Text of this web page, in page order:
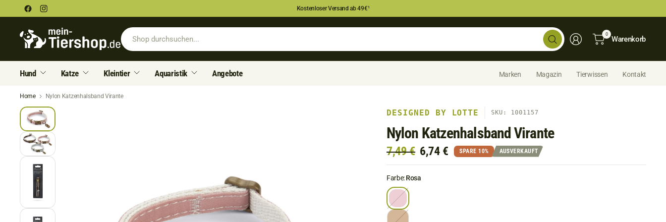
Kostenloser Versand ab 49€¹
Shop
durchsuchen...
0
Warenkorb
Hund Katze Kleintier Aquaristik Angebote Marken Magazin Tierwissen Kontakt
Home Nylon Katzenhalsband Virante
DESIGNED BY LOTTE SKU: 1001157
Nylon Katzenhalsband Virante
7,49 € 6,74 € SPARE 10% AUSVERKAUFT
Farbe:Rosa
R
s
aB